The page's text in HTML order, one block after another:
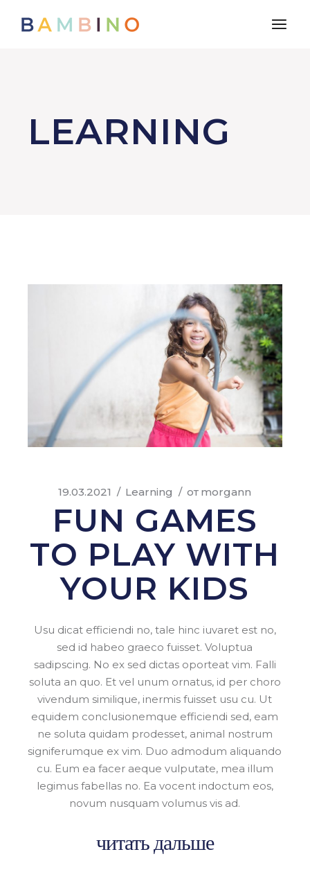
LEARNING
19.03.2021 Learning от morgann
FUN GAMES
TO PLAY WITH
YOUR KIDS
Usu dicat efficiendi no, tale hinc iuvaret est no,
sed id habeo graeco fuisset. Voluptua
sadipscing. No ex sed dictas oporteat vim. Falli
soluta an quo. Et vel unum ornatus, id per choro
vivendum similique, inermis fuisset usu cu. Ut
equidem conclusionemque efficiendi sed, eam
ne soluta quidam prodesset, animal nostrum
signiferumque ex vim. Duo admodum aliquando
cu. Eum ea facer aeque vulputate, mea illum
legimus fabellas no. Ea vocent indoctum eos,
novum nusquam volumus vis ad.
читать дальше